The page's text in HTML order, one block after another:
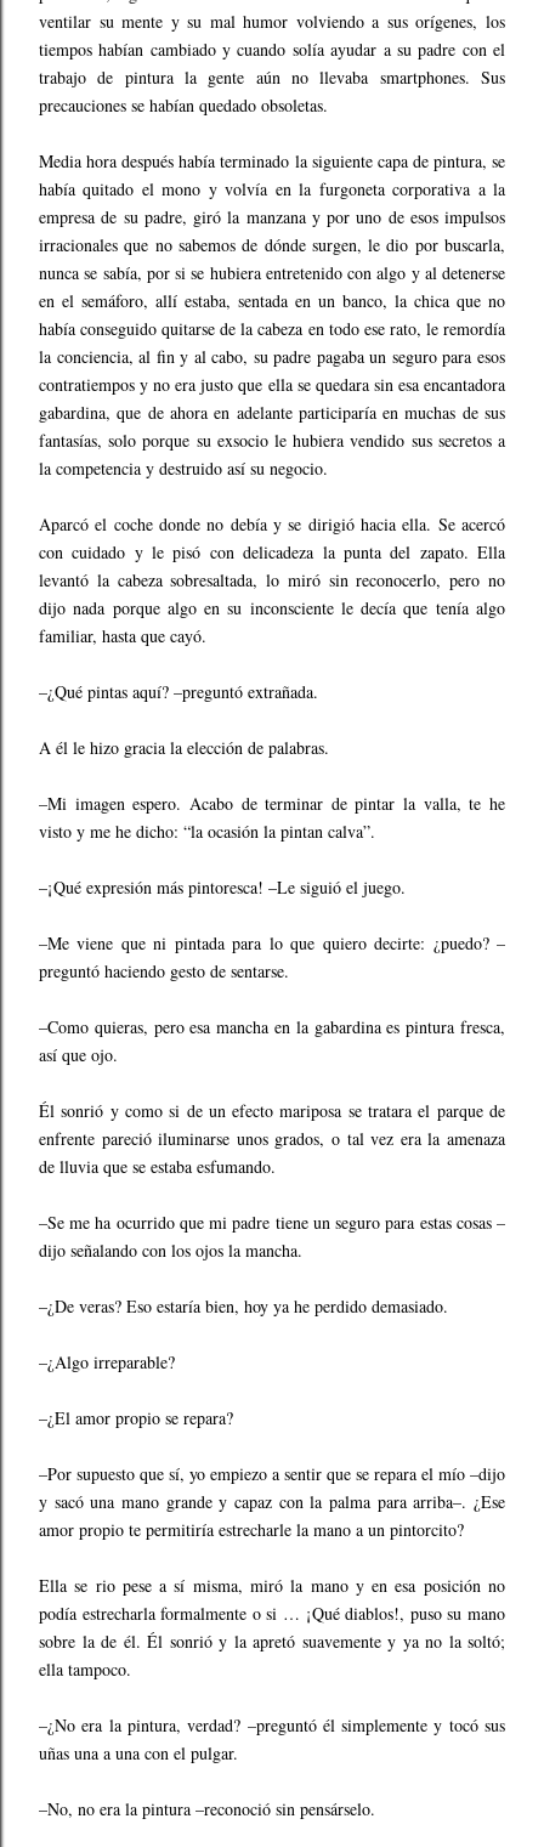
ventilar su mente y su mal humor volviendo a sus orígenes, los
tiempos habían cambiado y cuando solía ayudar a su padre con el
trabajo de pintura la gente aún no llevaba smartphones. Sus
precauciones se habían quedado obsoletas.
Media hora después había terminado la siguiente capa de pintura, se
había quitado el mono y volvía en la furgoneta corporativa a la
empresa de su padre, giró la manzana y por uno de esos impulsos
irracionales que no sabemos de dónde surgen, le dio por buscarla,
nunca se sabía, por si se hubiera entretenido con algo y al detenerse
en el semáforo, allí estaba, sentada en un banco, la chica que no
había conseguido quitarse de la cabeza en todo ese rato, le remordía
la conciencia, al fin y al cabo, su padre pagaba un seguro para esos
contratiempos y no era justo que ella se quedara sin esa encantadora
gabardina, que de ahora en adelante participaría en muchas de sus
fantasías, solo porque su exsocio le hubiera vendido sus secretos a
la competencia y destruido así su negocio.
Aparcó el coche donde no debía y se dirigió hacia ella. Se acercó
con cuidado y le pisó con delicadeza la punta del zapato. Ella
levantó la cabeza sobresaltada, lo miró sin reconocerlo, pero no
dijo nada porque algo en su inconsciente le decía que tenía algo
familiar, hasta que cayó.
–¿Qué pintas aquí? –preguntó extrañada.
A él le hizo gracia la elección de palabras.
–Mi imagen espero. Acabo de terminar de pintar la valla, te he
visto y me he dicho: “la ocasión la pintan calva”.
–¡Qué expresión más pintoresca! –Le siguió el juego.
–Me viene que ni pintada para lo que quiero decirte: ¿puedo? –
preguntó haciendo gesto de sentarse.
–Como quieras, pero esa mancha en la gabardina es pintura fresca,
así que ojo.
Él sonrió y como si de un efecto mariposa se tratara el parque de
enfrente pareció iluminarse unos grados, o tal vez era la amenaza
de lluvia que se estaba esfumando.
–Se me ha ocurrido que mi padre tiene un seguro para estas cosas –
dijo señalando con los ojos la mancha.
–¿De veras? Eso estaría bien, hoy ya he perdido demasiado.
–¿Algo irreparable?
–¿El amor propio se repara?
–Por supuesto que sí, yo empiezo a sentir que se repara el mío –dijo
y sacó una mano grande y capaz con la palma para arriba–. ¿Ese
amor propio te permitiría estrecharle la mano a un pintorcito?
Ella se rio pese a sí misma, miró la mano y en esa posición no
podía estrecharla formalmente o si … ¡Qué diablos!, puso su mano
sobre la de él. Él sonrió y la apretó suavemente y ya no la soltó;
ella tampoco.
–¿No era la pintura, verdad? –preguntó él simplemente y tocó sus
uñas una a una con el pulgar.
–No, no era la pintura –reconoció sin pensárselo.